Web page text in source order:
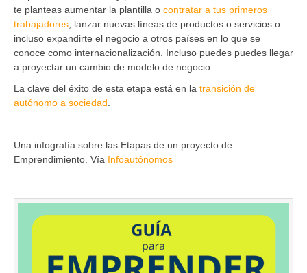
te planteas aumentar la plantilla o contratar a tus primeros
trabajadores , lanzar nuevas líneas de productos o servicios o
incluso expandirte el negocio a otros países en lo que se
conoce como internacionalización. Incluso puedes puedes llegar
a proyectar un cambio de modelo de negocio.
La clave del éxito de esta etapa está en la transición de
autónomo a sociedad
Una infografía sobre las Etapas de un proyecto de
Emprendimiento. Vía Infoautónomos